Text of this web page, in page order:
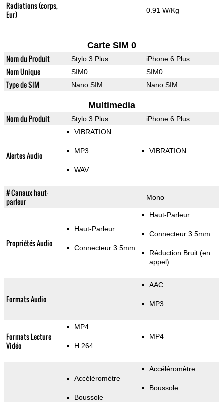
Radiations (corps,
Eur)
0.91 W/Kg
Carte SIM 0
Nom du Produit Stylo 3 Plus iPhone 6 Plus
Nom Unique SIM0 SIM0
Type de SIM Nano SIM Nano SIM
Multimedia
Nom du Produit Stylo 3 Plus iPhone 6 Plus
Alertes Audio
VIBRATION
MP3
WAV
VIBRATION
# Canaux haut-
parleur
Mono
Propriétés Audio
Haut-Parleur
Connecteur 3.5mm
Haut-Parleur
Connecteur 3.5mm
Réduction Bruit (en
appel)
Formats Audio
AAC
MP3
Formats Lecture
Vidéo
MP4
H.264
MP4
Accéléromètre
Boussole
Accéléromètre
Boussole